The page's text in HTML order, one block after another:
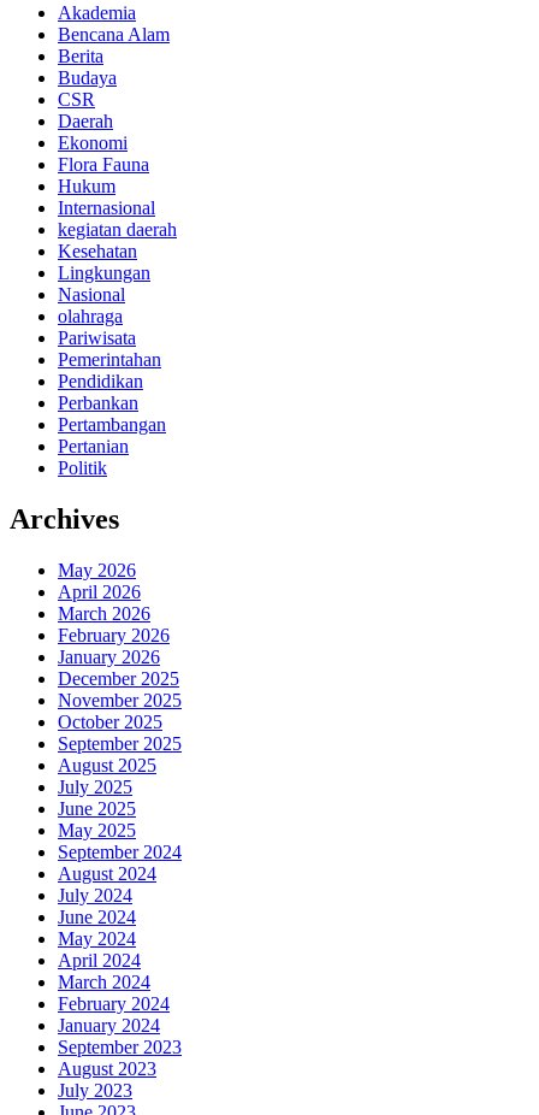
Akademia
Bencana Alam
Berita
Budaya
CSR
Daerah
Ekonomi
Flora Fauna
Hukum
Internasional
kegiatan daerah
Kesehatan
Lingkungan
Nasional
olahraga
Pariwisata
Pemerintahan
Pendidikan
Perbankan
Pertambangan
Pertanian
Politik
Archives
May 2026
April 2026
March 2026
February 2026
January 2026
December 2025
November 2025
October 2025
September 2025
August 2025
July 2025
June 2025
May 2025
September 2024
August 2024
July 2024
June 2024
May 2024
April 2024
March 2024
February 2024
January 2024
September 2023
August 2023
July 2023